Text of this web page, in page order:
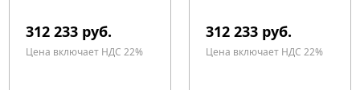
312 233 руб.
Цена включает НДС 22%
312 233 руб.
Цена включает НДС 22%